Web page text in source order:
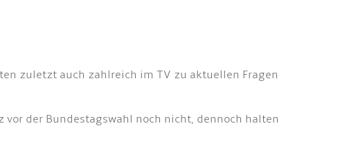
zuletzt auch zahlreich im TV zu aktuellen Fragen
der Bundestagswahl noch nicht, dennoch halten